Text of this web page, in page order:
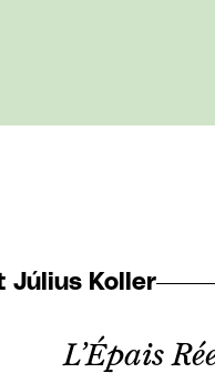
Július Koller
L’Épais